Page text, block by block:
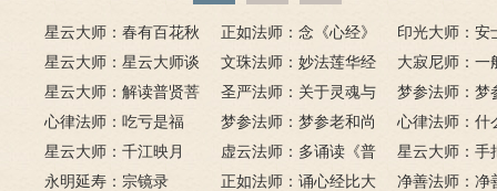
星云大师：春有百花秋
有月，夏有凉风冬有雪；
若无闲事挂心头，便是人
间好时节。
正如法师：念《心经》
比《大悲咒》更好吗？
印光大师：安
话解
星云大师：星云大师谈
《心经》
文珠法师：妙法莲华经
大寂尼师：一
里可以读诵《
吗？
星云大师：解读普贤菩
萨十大愿王（附普贤行愿
品全文）
圣严法师：关于灵魂与
鬼的终极真相
梦参法师：梦
尚：金刚经
心律法师：吃亏是福
梦参法师：梦参老和尚
讲地藏本愿经
心律法师：什
有缘？
星云大师：千江映月
虚云法师：多诵读《普
门品》和《地藏经》
星云大师：手
满田，低头便
永明延寿：宗镜录
正如法师：诵心经比大
净善法师：净